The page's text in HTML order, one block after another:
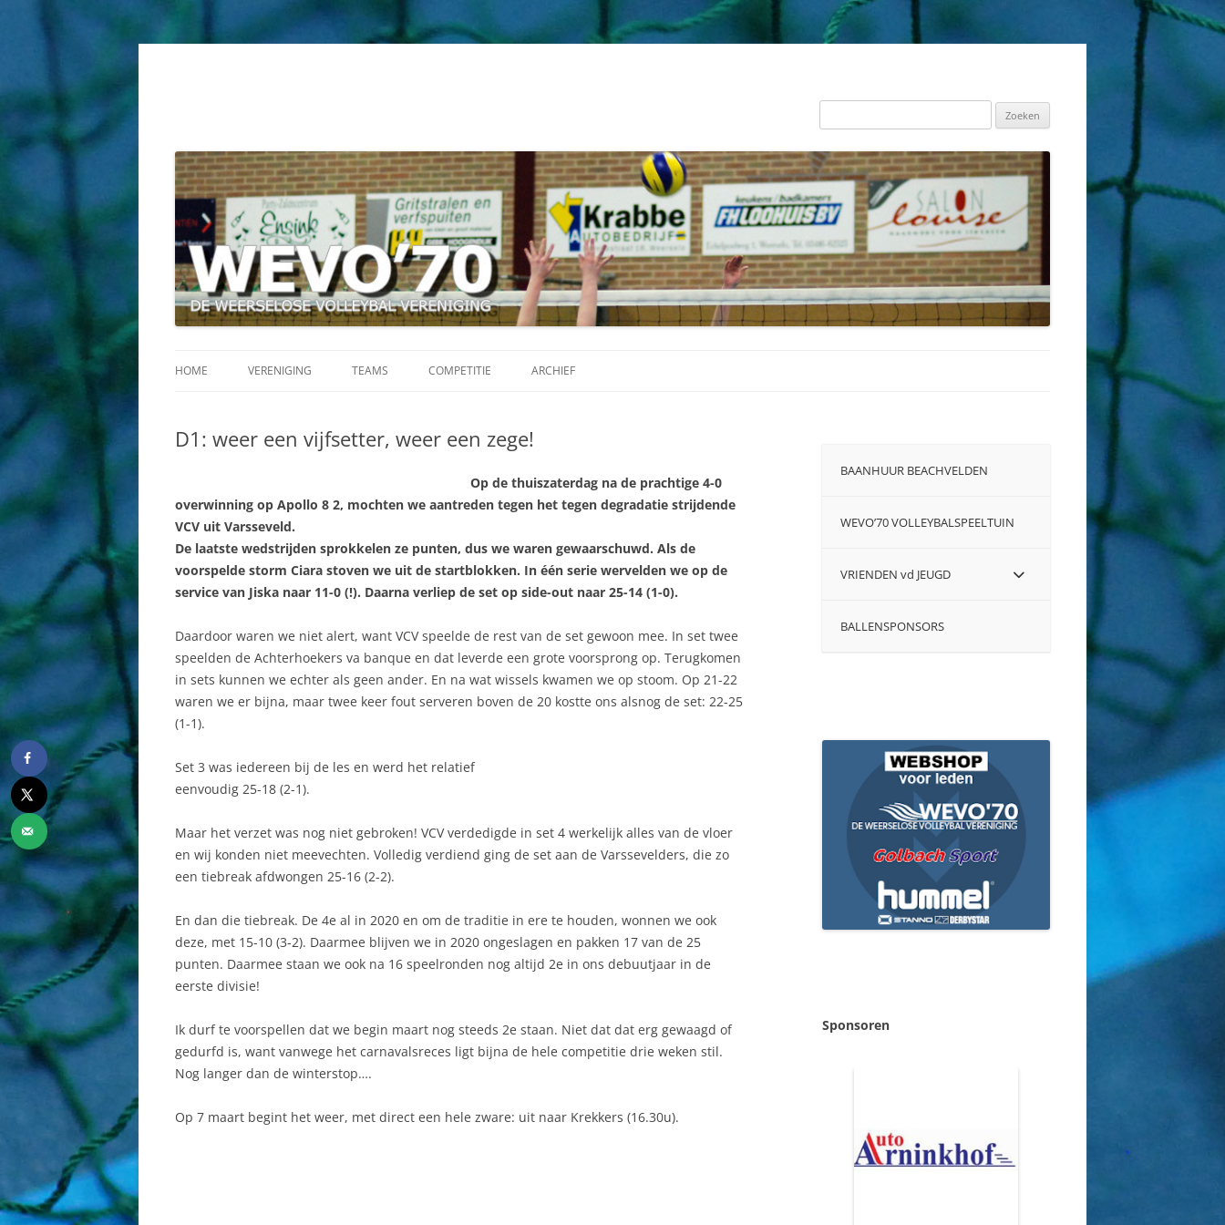
Zoeken
HOME VERENIGING
COMMISSIES
SPORTHAL
HISTORIE
WEBSITE
TEAMS
DAMES 3
DAMES 5
DAMES 6
DAMES 7
HEREN
MEISJES B1
MEISJES B3
MEISJES C1
RECREANTEN RECREANTEN
COMPETITIE ARCHIEF
D1: weer een vijfsetter, weer een zege!
Op de thuiszaterdag na de prachtige 4-0
overwinning op Apollo 8 2, mochten we aantreden tegen het tegen degradatie strijdende
VCV uit Varsseveld.
De laatste wedstrijden sprokkelen ze punten, dus we waren gewaarschuwd. Als de
voorspelde storm Ciara stoven we uit de startblokken. In één serie wervelden we op de
service van Jiska naar 11-0 (!). Daarna verliep de set op side-out naar 25-14 (1-0).
Daardoor waren we niet alert, want VCV speelde de rest van de set gewoon mee. In set twee
speelden de Achterhoekers va banque en dat leverde een grote voorsprong op. Terugkomen
in sets kunnen we echter als geen ander. En na wat wissels kwamen we op stoom. Op 21-22
waren we er bijna, maar twee keer fout serveren boven de 20 kostte ons alsnog de set: 22-25
(1-1).
Set 3 was iedereen bij de les en werd het relatief
eenvoudig 25-18 (2-1).
Maar het verzet was nog niet gebroken! VCV verdedigde in set 4 werkelijk alles van de vloer
en wij konden niet meevechten. Volledig verdiend ging de set aan de Varssevelders, die zo
een tiebreak afdwongen 25-16 (2-2).
En dan die tiebreak. De 4e al in 2020 en om de traditie in ere te houden, wonnen we ook
deze, met 15-10 (3-2). Daarmee blijven we in 2020 ongeslagen en pakken 17 van de 25
punten. Daarmee staan we ook na 16 speelronden nog altijd 2e in ons debuutjaar in de
eerste divisie!
Ik durf te voorspellen dat we begin maart nog steeds 2e staan. Niet dat dat erg gewaagd of
gedurfd is, want vanwege het carnavalsreces ligt bijna de hele competitie drie weken stil.
Nog langer dan de winterstop….
Op 7 maart begint het weer, met direct een hele zware: uit naar Krekkers (16.30u).
BAANHUUR BEACHVELDEN
WEVO’70 VOLLEYBALSPEELTUIN
VRIENDEN vd JEUGD
BALLENSPONSORS
Sponsoren